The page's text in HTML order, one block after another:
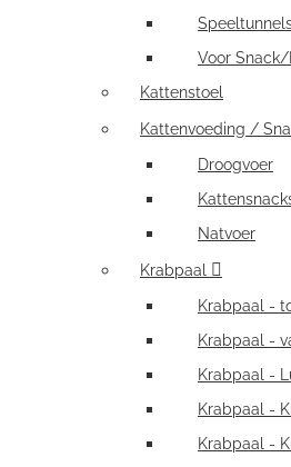
Voor
Kattenstoel
Kattenvoeding /
Droogvoer
Natvoer
Krabpaal
Krabpaal -
Krabpaal -
Krabpaal -
Krabpaal -
Krabpaal -